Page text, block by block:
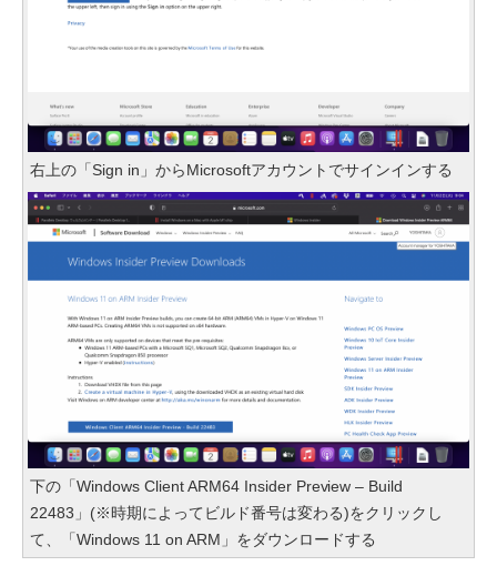
右上の「Sign in」からMicrosoftアカウントでサインインする
下の「Windows Client ARM64 Insider Preview – Build
22483」(※時期によってビルド番号は変わる)をクリックし
て、「Windows 11 on ARM」をダウンロードする